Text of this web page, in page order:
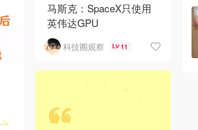
马斯克：SpaceX只使用
英伟达GPU
科技圈观察 11